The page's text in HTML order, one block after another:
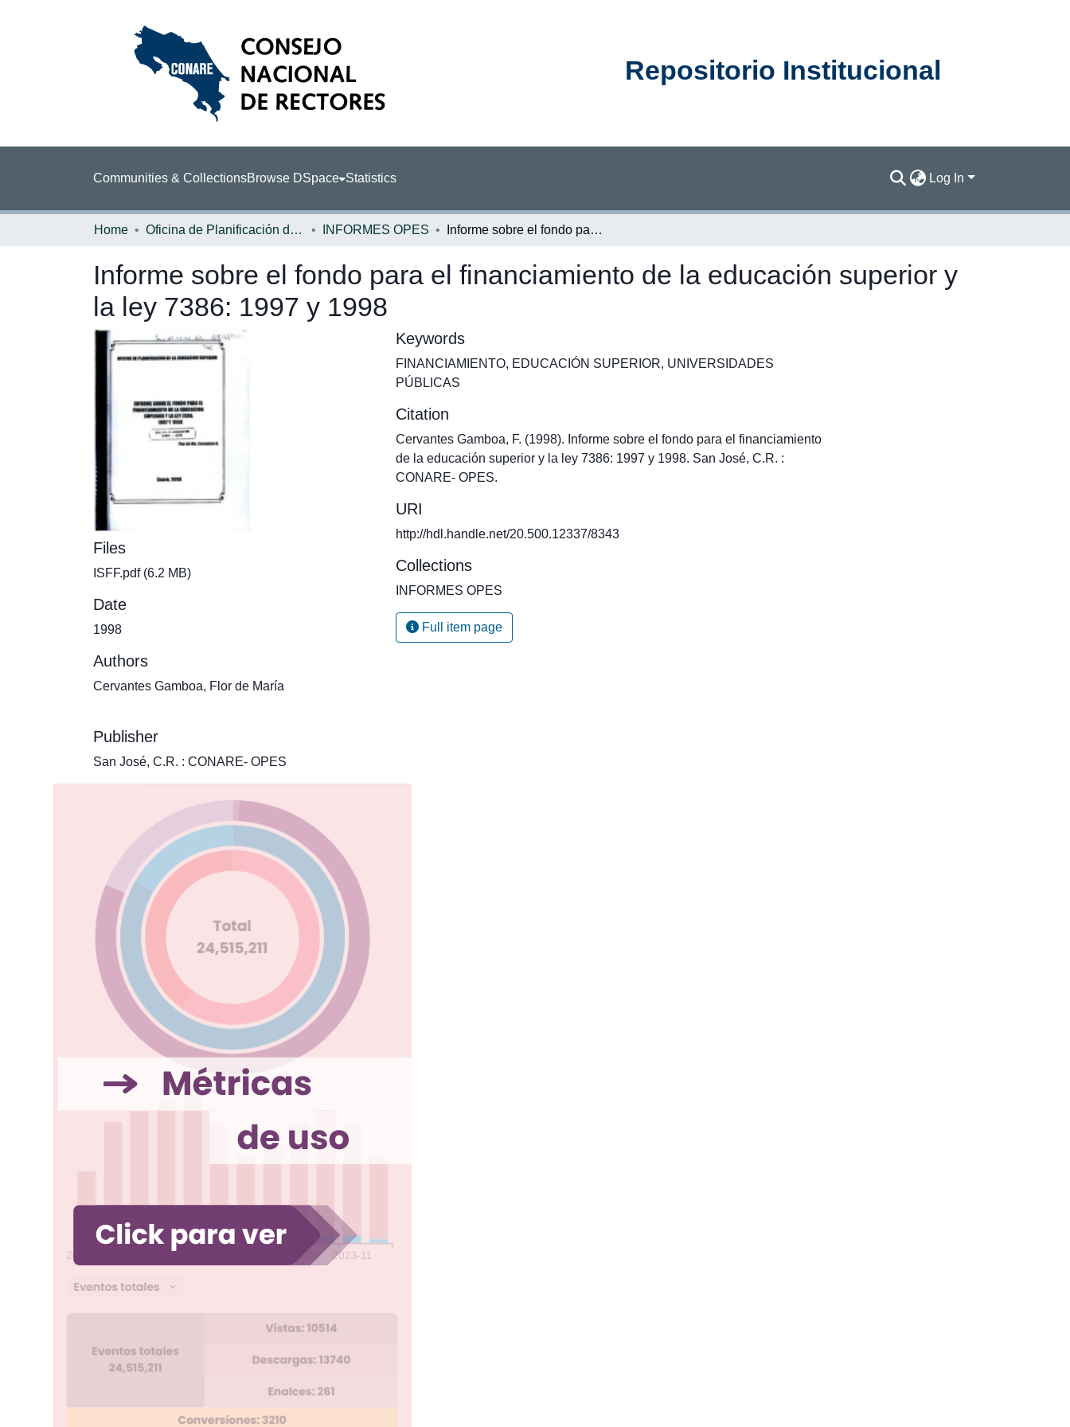
Repositorio Institucional
Communities & CollectionsBrowse DSpace Statistics Log In
Home Oficina de Planificación de la Educación Superior (OPES) INFORMES OPES Informe sobre el fondo para el financiamiento de la educación superior y la ley 7386: 1997 y 1998
Informe sobre el fondo para el financiamiento de la educación superior y
la ley 7386: 1997 y 1998
Files
ISFF.pdf(6.2 MB)
Date
1998
Authors
Cervantes Gamboa, Flor de María
Publisher
San José, C.R. : CONARE- OPES
Keywords
FINANCIAMIENTO, EDUCACIÓN SUPERIOR, UNIVERSIDADES
PÚBLICAS
Citation
Cervantes Gamboa, F. (1998). Informe sobre el fondo para el financiamiento
de la educación superior y la ley 7386: 1997 y 1998. San José, C.R. :
CONARE- OPES.
URI
http://hdl.handle.net/20.500.12337/8343
Collections
INFORMES OPES
Full item page